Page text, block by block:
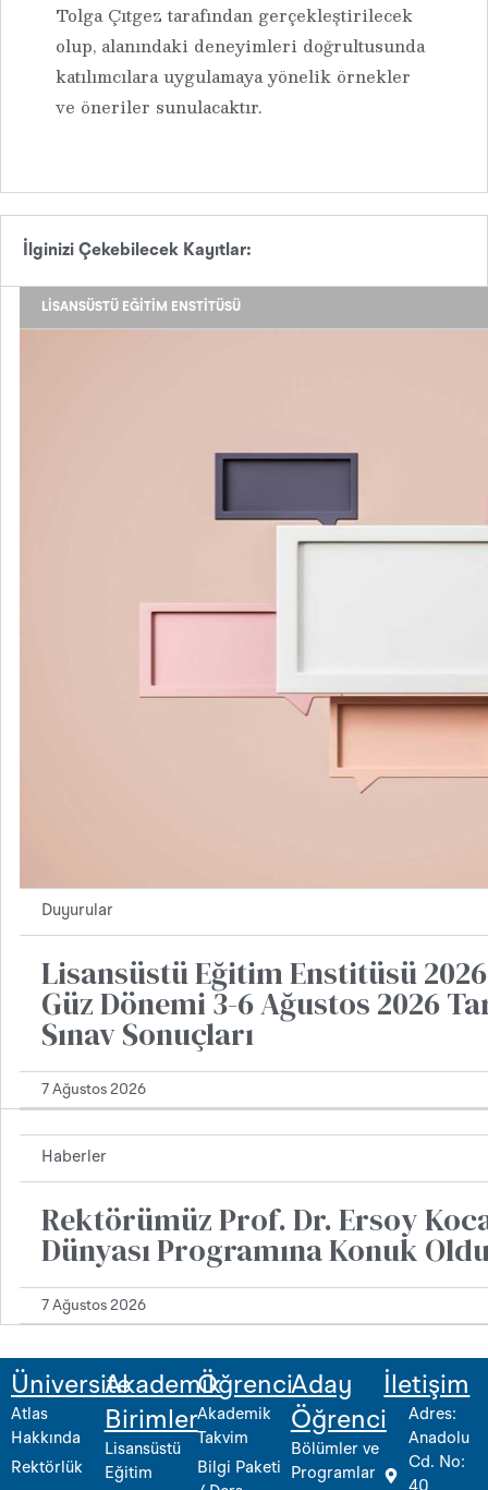
Tolga Çıtgez tarafından gerçekleştirilecek
olup, alanındaki deneyimleri doğrultusunda
katılımcılara uygulamaya yönelik örnekler
ve öneriler sunulacaktır.
İlginizi Çekebilecek Kayıtlar:
LISANSÜSTÜ EĞITIM ENSTITÜSÜ
Duyurular
Lisansüstü Eğitim Enstitüsü
Güz Dönemi 3-6 Ağustos 2026
Sınav Sonuçları
7 Ağustos 2026
Haberler
Rektörümüz Prof. Dr. Ersoy
Dünyası Programına Konuk
7 Ağustos 2026
Üniversite
Atlas
Hakkında
Rektörlük
Akademik
Birimler
Lisansüstü
Eğitim
Öğrenci
Akademik
Takvim
Bilgi Paketi
Aday
Öğrenci
Bölümler ve
Programlar
İletişim
Adres:
Anadolu
Cd. No: